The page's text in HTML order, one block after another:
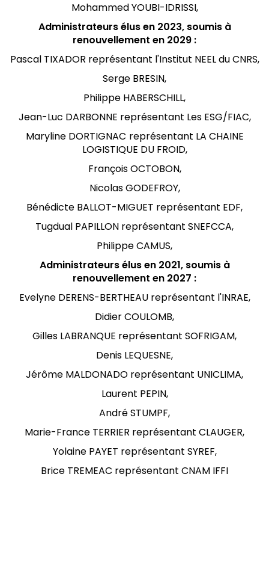
Mohammed YOUBI-IDRISSI,
Administrateurs élus en 2023, soumis à
renouvellement en 2029 :
Pascal TIXADOR représentant l'Institut NEEL du CNRS,
Serge BRESIN,
Philippe HABERSCHILL,
Jean-Luc DARBONNE représentant Les ESG/FIAC,
Maryline DORTIGNAC représentant LA CHAINE
LOGISTIQUE DU FROID,
François OCTOBON,
Nicolas GODEFROY,
Bénédicte BALLOT-MIGUET représentant EDF,
Tugdual PAPILLON représentant SNEFCCA,
Philippe CAMUS,
Administrateurs élus en 2021, soumis à
renouvellement en 2027 :
Evelyne DERENS-BERTHEAU représentant l'INRAE,
Didier COULOMB,
Gilles LABRANQUE représentant SOFRIGAM,
Denis LEQUESNE,
Jérôme MALDONADO représentant UNICLIMA,
Laurent PEPIN,
André STUMPF,
Marie-France TERRIER représentant CLAUGER,
Yolaine PAYET représentant SYREF,
Brice TREMEAC représentant CNAM IFFI